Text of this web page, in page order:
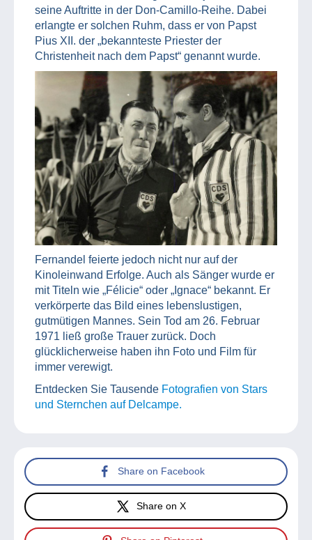
seine Auftritte in der Don-Camillo-Reihe. Dabei
erlangte er solchen Ruhm, dass er von Papst
Pius XII. der „bekannteste Priester der
Christenheit nach dem Papst“ genannt wurde.
Fernandel feierte jedoch nicht nur auf der
Kinoleinwand Erfolge. Auch als Sänger wurde er
mit Titeln wie „Félicie“ oder „Ignace“ bekannt. Er
verkörperte das Bild eines lebenslustigen,
gutmütigen Mannes. Sein Tod am 26. Februar
1971 ließ große Trauer zurück. Doch
glücklicherweise haben ihn Foto und Film für
immer verewigt.
Entdecken Sie Tausende Fotografien von Stars
und Sternchen auf Delcampe.
Share on Facebook
Share on X